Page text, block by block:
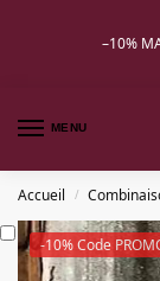
–10%
MENU
Accueil /
-10% Code